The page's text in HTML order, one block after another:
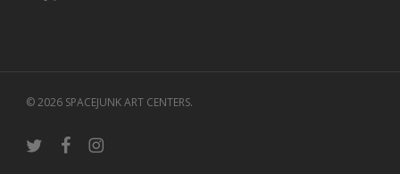
© 2026 SPACEJUNK ART CENTERS.
twitter facebookinstagram